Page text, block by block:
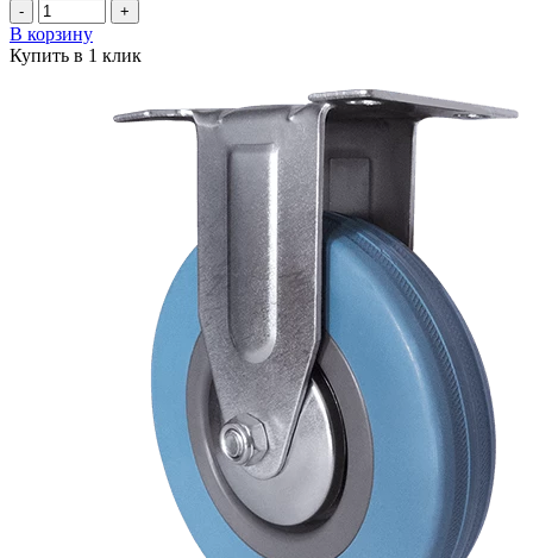
- +
В корзину
Купить в 1 клик